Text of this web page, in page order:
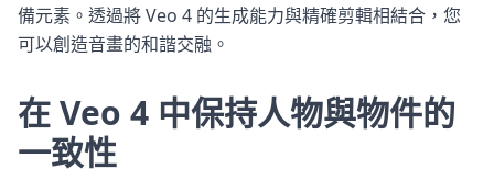
備元素。透過將 Veo 4 的生成能力與精確剪輯相結合，您
可以創造音畫的和諧交融。
在 Veo 4 中保持人物與物件的
一致性